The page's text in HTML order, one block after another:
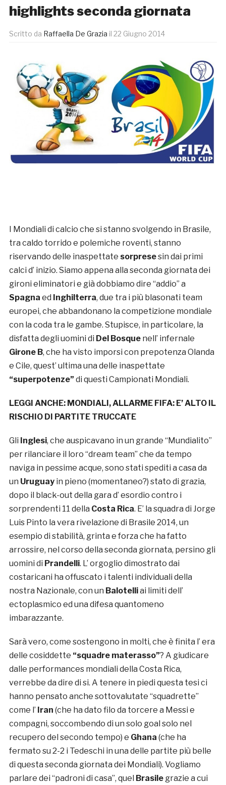
highlights seconda giornata
Scritto da Raffaella De Grazia il 22 Giugno 2014
I Mondiali di calcio che si stanno svolgendo in Brasile,
tra caldo torrido e polemiche roventi, stanno
riservando delle inaspettate sorpresesin dai primi
calci d’ inizio. Siamo appena alla seconda giornata dei
gironi eliminatori e già dobbiamo dire “addio” a
Spagna ed Inghilterra, due tra i più blasonati team
europei, che abbandonano la competizione mondiale
con la coda tra le gambe. Stupisce, in particolare, la
disfatta degli uomini di Del Bosquenell’ infernale
Girone B, che ha visto imporsi con prepotenza Olanda
e Cile, quest’ ultima una delle inaspettate
“superpotenze” di questi Campionati Mondiali.
LEGGI ANCHE: MONDIALI, ALLARME FIFA: E’ ALTO IL
RISCHIO DI PARTITE TRUCCATE
Gli Inglesi, che auspicavano in un grande “Mundialito”
per rilanciare il loro “dream team” che da tempo
naviga in pessime acque, sono stati spediti a casa da
un Uruguayin pieno (momentaneo?) stato di grazia,
dopo il black-out della gara d’ esordio contro i
sorprendenti 11 della Costa Rica. E’ la squadra di Jorge
Luis Pinto la vera rivelazione di Brasile 2014, un
esempio di stabilità, grinta e forza che ha fatto
arrossire, nel corso della seconda giornata, persino gli
uomini di Prandelli. L’ orgoglio dimostrato dai
costaricani ha offuscato i talenti individuali della
nostra Nazionale, con un Balotelliai limiti dell’
ectoplasmico ed una difesa quantomeno
imbarazzante.
Sarà vero, come sostengono in molti, che è finita l’ era
delle cosiddette “squadre materasso”? A giudicare
dalle performances mondiali della Costa Rica,
verrebbe da dire di si. A tenere in piedi questa tesi ci
hanno pensato anche sottovalutate “squadrette”
come l’ Iran (che ha dato filo da torcere a Messi e
compagni, soccombendo di un solo goal solo nel
recupero del secondo tempo) e Ghana (che ha
fermato su 2-2 i Tedeschi in una delle partite più belle
di questa seconda giornata dei Mondiali). Vogliamo
parlare dei “padroni di casa”, quel Brasilegrazie a cui